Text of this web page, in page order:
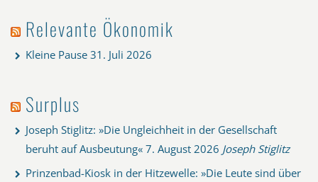
Relevante Ökonomik
Kleine Pause 31. Juli 2026
Surplus
Joseph Stiglitz: »Die Ungleichheit in der Gesellschaft
beruht auf Ausbeutung« 7. August 2026 Joseph Stiglitz
Prinzenbad-Kiosk in der Hitzewelle: »Die Leute sind über